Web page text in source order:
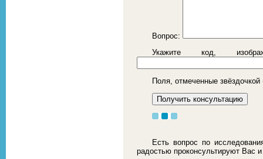
Вопрос:
Укажите код,
Поля, отмеченные звёздочкой
Есть вопрос по
радостью проконсультируют Вас